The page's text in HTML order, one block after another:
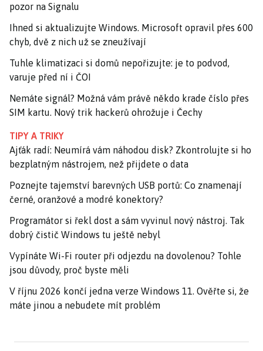
pozor na Signalu
Ihned si aktualizujte Windows. Microsoft opravil přes 600
chyb, dvě z nich už se zneužívají
Tuhle klimatizaci si domů nepořizujte: je to podvod,
varuje před ní i ČOI
Nemáte signál? Možná vám právě někdo krade číslo přes
SIM kartu. Nový trik hackerů ohrožuje i Čechy
TIPY A TRIKY
Ajťák radí: Neumírá vám náhodou disk? Zkontrolujte si ho
bezplatným nástrojem, než přijdete o data
Poznejte tajemství barevných USB portů: Co znamenají
černé, oranžové a modré konektory?
Programátor si řekl dost a sám vyvinul nový nástroj. Tak
dobrý čistič Windows tu ještě nebyl
Vypínáte Wi-Fi router při odjezdu na dovolenou? Tohle
jsou důvody, proč byste měli
V říjnu 2026 končí jedna verze Windows 11. Ověřte si, že
máte jinou a nebudete mít problém